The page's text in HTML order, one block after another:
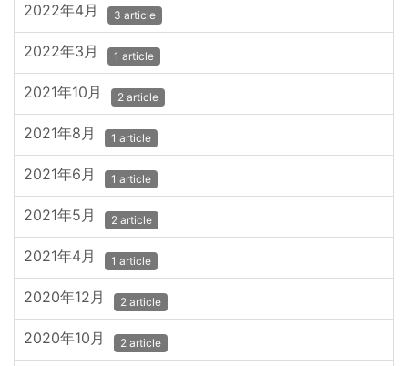
2022年4月 3 article
2022年3月 1 article
2021年10月 2 article
2021年8月 1 article
2021年6月 1 article
2021年5月 2 article
2021年4月 1 article
2020年12月 2 article
2020年10月 2 article